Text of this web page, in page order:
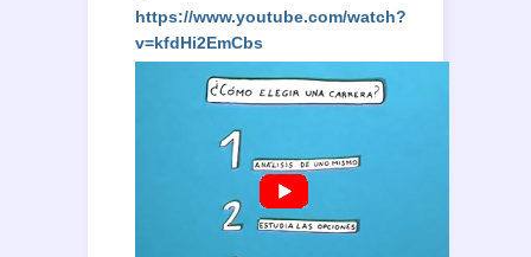
https://www.youtube.com/watch?
v=kfdHi2EmCbs